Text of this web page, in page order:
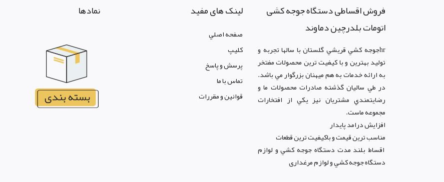
فروش اقساطی دستگاه جوجه کشی
اتومات بلدرچین دماوند
hrجوجه کشي قريشي گلستان با سالها تجربه و
توليد بهترين و با کيفيت ترين محصولات مفتخر
به ارائه خدمات به هم ميهنان بزرگوار مي باشد.
در طي ساليان گذشته صادرات محصولات ما و
رضايتمندي مشتريان نيز يکي از افتخارات
مجموعه ماست.
افزايش درامد پايدار
مناسب ترين قيمت و باکيفيت ترين قطعات
اقساط بلند مدت دستگاه جوجه کشي و لوازم
دستگاه جوجه کشي و لوازم مرغداری
لینک های مفید
صفحه اصلي
کليپ
پرسش و پاسخ
تماس با ما
قوانين و مقررات
نمادها